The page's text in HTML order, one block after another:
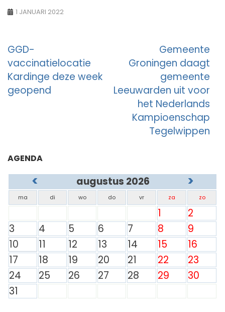
1 JANUARI 2022
Berichtnavigatie
GGD-
vaccinatielocatie
Kardinge deze week
geopend
Gemeente
Groningen daagt
gemeente
Leeuwarden uit voor
het Nederlands
Kampioenschap
Tegelwippen
AGENDA
< augustus 2026 >
ma di wo do vr za zo
1
2
3
4 5 6 7 8
9
10
11 12 13 14 15
16
17
18 19 20 21 22
23
24
25 26 27 28 29
30
31